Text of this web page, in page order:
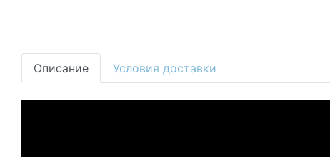
Описание Условия доставки